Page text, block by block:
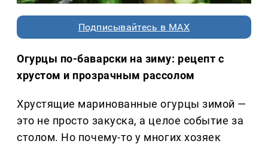
Подписывайтесь в MAX
Огурцы по-баварски на зиму: рецепт с
хрустом и прозрачным рассолом
Хрустящие маринованные огурцы зимой —
это не просто закуска, а целое событие за
столом. Но почему-то у многих хозяек